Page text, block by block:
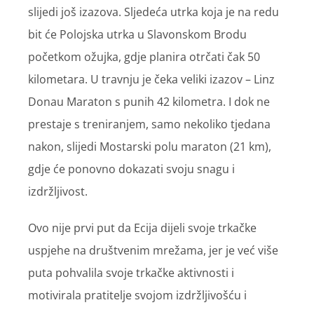
slijedi još izazova. Sljedeća utrka koja je na redu
bit će Polojska utrka u Slavonskom Brodu
početkom ožujka, gdje planira otrčati čak 50
kilometara. U travnju je čeka veliki izazov – Linz
Donau Maraton s punih 42 kilometra. I dok ne
prestaje s treniranjem, samo nekoliko tjedana
nakon, slijedi Mostarski polu maraton (21 km),
gdje će ponovno dokazati svoju snagu i
izdržljivost.
Ovo nije prvi put da Ecija dijeli svoje trkačke
uspjehe na društvenim mrežama, jer je već više
puta pohvalila svoje trkačke aktivnosti i
motivirala pratitelje svojom izdržljivošću i